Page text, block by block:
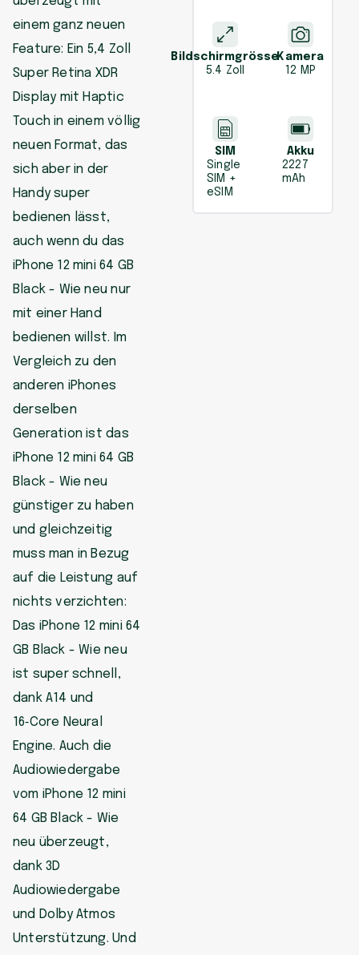
einem ganz neuen
Feature: Ein 5,4 Zoll
Super Retina XDR
Display mit Haptic
Touch in einem völlig
neuen Format, das
sich aber in der
Handy super
bedienen lässt,
auch wenn du das
iPhone 12 mini 64 GB
Black - Wie neu nur
mit einer Hand
bedienen willst. Im
Vergleich zu den
anderen iPhones
derselben
Generation ist das
iPhone 12 mini 64 GB
Black - Wie neu
günstiger zu haben
und gleichzeitig
muss man in Bezug
auf die Leistung auf
nichts verzichten:
Das iPhone 12 mini 64
GB Black - Wie neu
ist super schnell,
dank A14 und
16‑Core Neural
Engine. Auch die
Audiowiedergabe
vom iPhone 12 mini
64 GB Black - Wie
neu überzeugt,
dank 3D
Audiowiedergabe
und Dolby Atmos
Unterstützung. Und
Bildschirmgrösse
5.4 Zoll
Kamera
12 MP
SIM
Single
SIM +
eSIM
Akku
2227
mAh